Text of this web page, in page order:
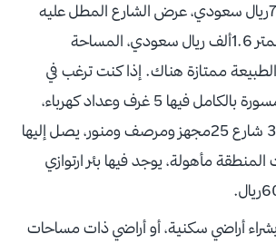
السعر 733500ريال سعودي، عرض الشارع المطل عليه
20 متر، سعر المتر 1.6ألف ريال سعودي، المساحة
الطبيعة ممتازة هناك. إذا كنت ترغب في
شراء استراحة مسورة بالكامل فيها 5 غرف وعداد كهرباء،
المساحة 3300 شارع 25مجهز ومرصف ومنور، يصل إليها
مأهولة، يوجد فيها بئر ارتوازي
أراضي سكنية، أو أراضي ذات مساحات